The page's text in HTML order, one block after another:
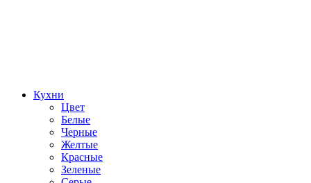
Кухни
Цвет
Белые
Черные
Желтые
Красные
Зеленые